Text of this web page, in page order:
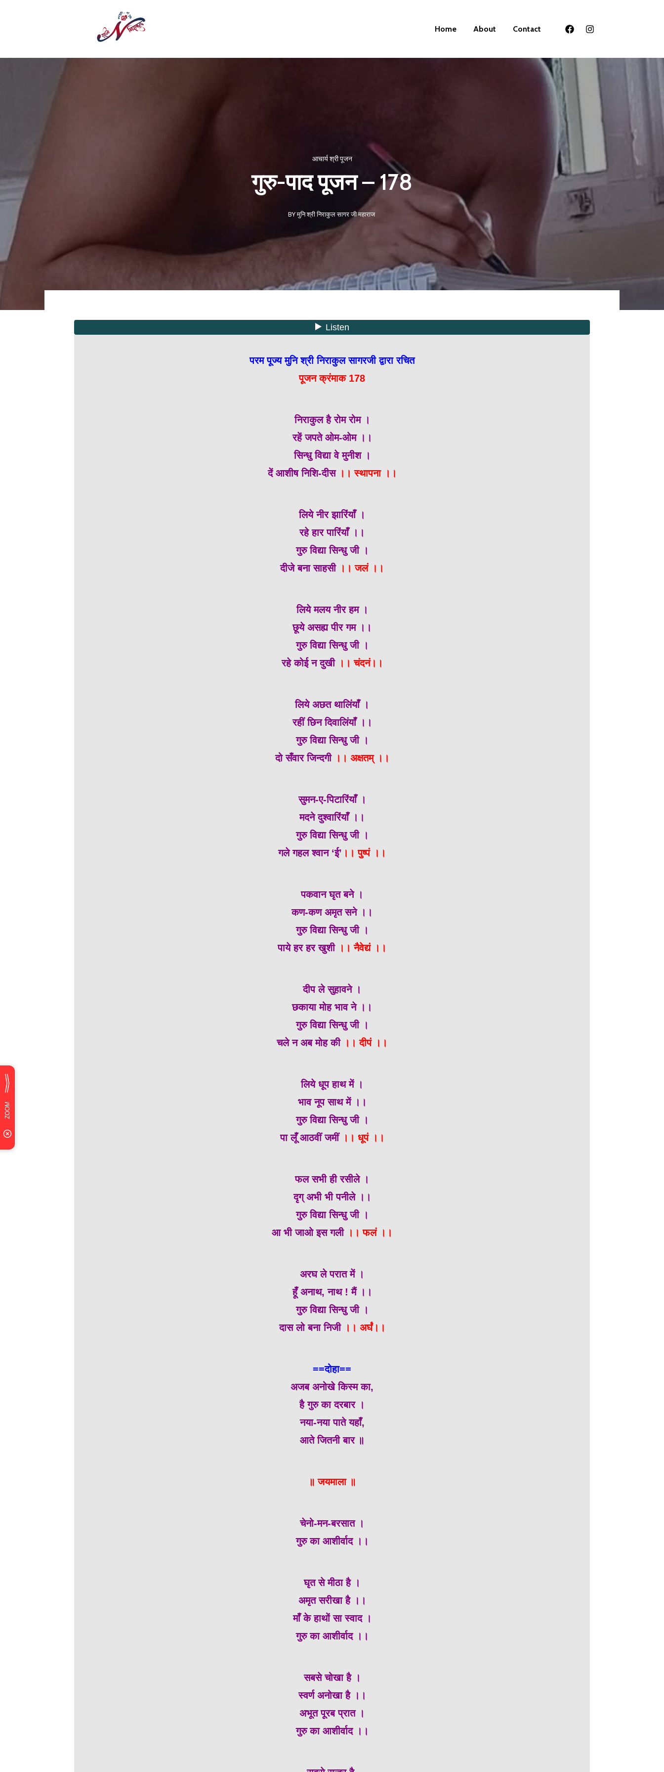
Home About Contact
आचार्य श्री पूजन
गुरु-पाद पूजन – 178
BY मुनि श्री निराकुल सागर जी महाराज
परम पूज्य मुनि श्री निराकुल सागरजी द्वारा रचित
पूजन क्रंमाक 178
निराकुल है रोम रोम ।
रहें जपते ओम-ओम ।।
सिन्धु विद्या वे मुनीश ।
दें आशीष निशि-दीस ।। स्थापना ।।
लिये नीर झारिंयाँ ।
रहे हार पारिंयाँ ।।
गुरु विद्या सिन्धु जी ।
दीजे बना साहसी।। जलं ।।
लिये मलय नीर हम ।
छूये असह्य पीर गम ।।
गुरु विद्या सिन्धु जी ।
रहे कोई न दुखी ।। चंदनं।।
लिये अछत थालिंयाँ ।
रहीं छिन दिवालिंयाँ ।।
गुरु विद्या सिन्धु जी ।
दो सँवार जिन्दगी ।। अक्षतम् ।।
सुमन-ए-पिटारिंयाँ ।
मदने दुश्वारिंयाँ ।।
गुरु विद्या सिन्धु जी ।
गले गहल श्वान ‘ई’ ।। पुष्पं ।।
पकवान घृत बने ।
कण-कण अमृत सने ।।
गुरु विद्या सिन्धु जी ।
पाये हर हर खुशी ।। नैवेद्यं ।।
दीप ले सुहावने ।
छकाया मोह भाव ने ।।
गुरु विद्या सिन्धु जी ।
चले न अब मोह की ।। दीपं ।।
लिये धूप हाथ में ।
भाव नूप साथ में ।।
गुरु विद्या सिन्धु जी ।
पा लूँ आठवीं जमीं।। धूपं ।।
फल सभी ही रसीले ।
दृग् अभी भी पनीले ।।
गुरु विद्या सिन्धु जी ।
आ भी जाओ इस गली ।। फलं ।।
अरघ ले परात में ।
हूँ अनाथ, नाथ ! मैं ।।
गुरु विद्या सिन्धु जी ।
दास लो बना निजी।। अर्घं।।
==दोहा==
अजब अनोखे किस्म का,
है गुरु का दरबार ।
नया-नया पाते यहाँ,
आते जितनी बार ॥
॥ जयमाला ॥
चेनो-मन-बरसात ।
गुरु का आशीर्वाद ।।
घृत से मीठा है ।
अमृत सरीखा है ।।
माँ के हाथों सा स्वाद ।
गुरु का आशीर्वाद ।।
सबसे चोखा है ।
स्वर्ण अनोखा है ।।
अभूत पूरब प्रात ।
गुरु का आशीर्वाद ।।